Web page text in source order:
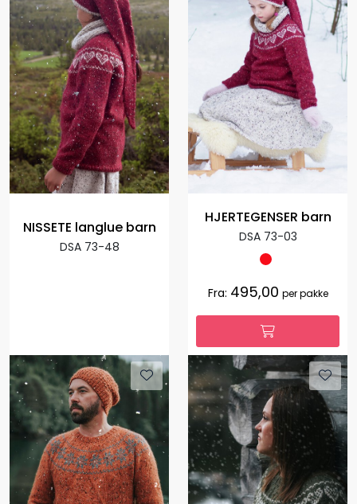
NISSETE langlue barn
DSA 73-48
HJERTEGENSER barn
DSA 73-03
Fra: 495,00 per pakke